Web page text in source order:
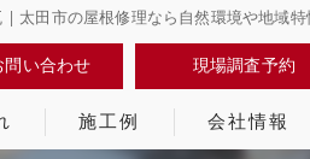
| 太田市の屋根修理なら自然環境や地域
問い合わせ 現場調査予約
施工例 会社情報